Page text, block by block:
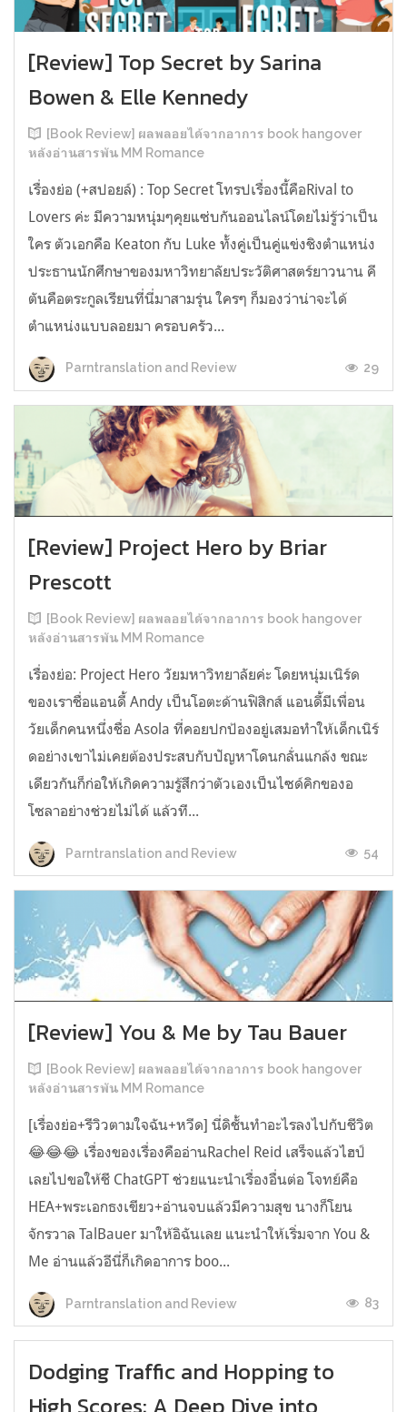
[Review] Top Secret by Sarina
Bowen & Elle Kennedy
[Book Review] ผลพลอยได้จากอาการ book hangover
หลังอ่านสารพัน MM Romance
เรื่องย่อ (+สปอยล์) : Top Secret โทรปเรื่องนี้คือRival to
Lovers ค่ะ มีความหนุ่มๆคุยแซ่บกันออนไลน์โดยไม่รู้ว่าเป็น
ใคร ตัวเอกคือ Keaton กับ Luke ทั้งคู่เป็นคู่แข่งชิงตำแหน่ง
ประธานนักศึกษาของมหาวิทยาลัยประวัติศาสตร์ยาวนาน คี
ตันคือตระกูลเรียนที่นี่มาสามรุ่น ใครๆ ก็มองว่าน่าจะได้
ตำแหน่งแบบลอยมา ครอบครัว...
Parntranslation and Review 29
[Review] Project Hero by Briar
Prescott
[Book Review] ผลพลอยได้จากอาการ book hangover
หลังอ่านสารพัน MM Romance
เรื่องย่อ: Project Hero วัยมหาวิทยาลัยค่ะ โดยหนุ่มเนิร์ด
ของเราชื่อแอนดี้ Andy เป็นโอตะด้านฟิสิกส์ แอนดี้มีเพื่อน
วัยเด็กคนหนึ่งชื่อ Asola ที่คอยปกป้องอยู่เสมอทำให้เด็กเนิร์
ดอย่างเขาไม่เคยต้องประสบกับปัญหาโดนกลั่นแกล้ง ขณะ
เดียวกันก็ก่อให้เกิดความรู้สึกว่าตัวเองเป็นไซด์คิกของอ
โซลาอย่างช่วยไม่ได้ แล้วที...
Parntranslation and Review 54
[Review] You & Me by Tau Bauer
[Book Review] ผลพลอยได้จากอาการ book hangover
หลังอ่านสารพัน MM Romance
[เรื่องย่อ+รีวิวตามใจฉัน+หวีด] นี่ดิชั้นทำอะไรลงไปกับชีวิต
😂😂😂 เรื่องของเรื่องคืออ่านRachel Reid เสร็จแล้วไฮป์
เลยไปขอให้ชี ChatGPT ช่วยแนะนำเรื่องอื่นต่อ โจทย์คือ
HEA+พระเอกธงเขียว+อ่านจบแล้วมีความสุข นางก็โยน
จักรวาล TalBauer มาให้อิฉันเลย แนะนำให้เริ่มจาก You &
Me อ่านแล้วอีนี่ก็เกิดอาการ boo...
Parntranslation and Review 83
Dodging Traffic and Hopping to